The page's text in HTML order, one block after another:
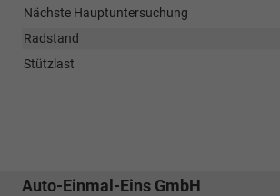
Nächste Hauptuntersuchung
Radstand
Stützlast
Auto-Einmal-Eins GmbH